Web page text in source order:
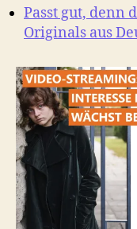
Passt gut, denn
Originals aus